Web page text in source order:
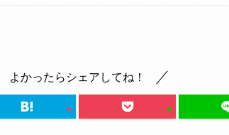
よかったらシェアしてね！